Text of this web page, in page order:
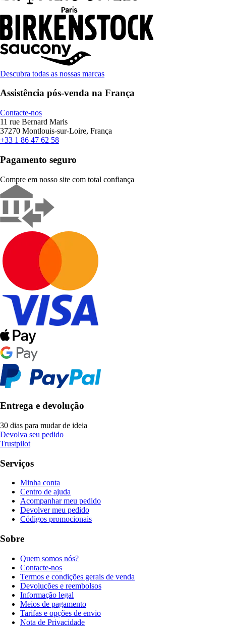
Descubra todas as nossas marcas
Assistência pós-venda na França
Contacte-nos
11 rue Bernard Maris
37270 Montlouis-sur-Loire, França
+33 1 86 47 62 58
Pagamento seguro
Compre em nosso site com total confiança
Entrega e devolução
30 dias para mudar de ideia
Devolva seu pedido
Trustpilot
Serviços
Minha conta
Centro de ajuda
Acompanhar meu pedido
Devolver meu pedido
Códigos promocionais
Sobre
Quem somos nós?
Contacte-nos
Termos e condições gerais de venda
Devoluções e reembolsos
Informação legal
Meios de pagamento
Tarifas e opções de envio
Nota de Privacidade